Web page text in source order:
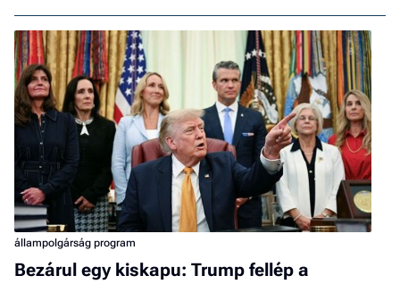
állampolgárság program
Bezárul egy kiskapu: Trump fellép a